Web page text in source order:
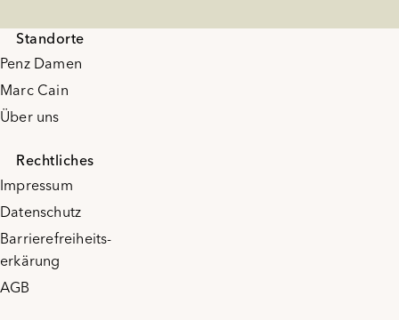
Standorte
Penz Damen
Marc Cain
Über uns
Rechtliches
Impressum
Datenschutz
Barrierefreiheits-
erkärung
AGB